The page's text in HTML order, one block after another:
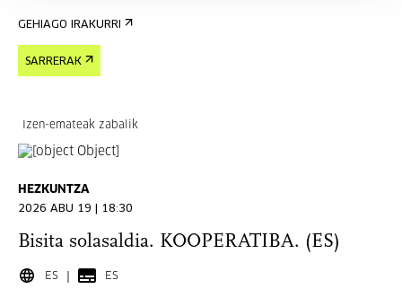
GEHIAGO IRAKURRI
SARRERAK
Izen-emateak zabalik
HEZKUNTZA
2026 ABU 19 | 18:30
Bisita solasaldia. KOOPERATIBA. (ES)
ES ES